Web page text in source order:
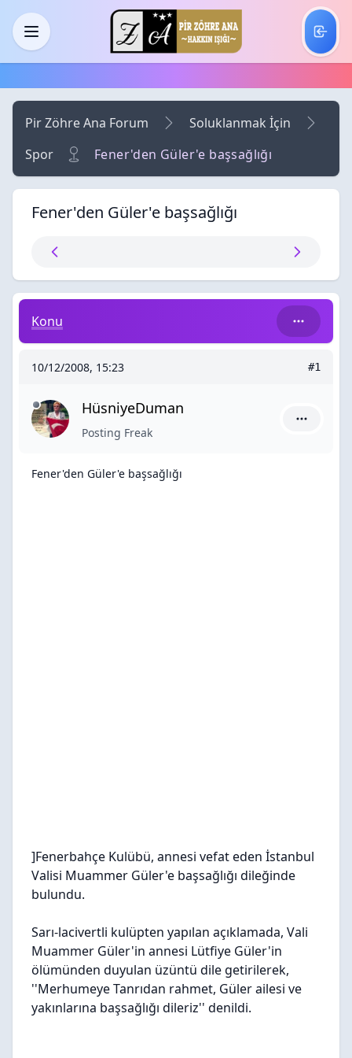
Skip to main content
Menü
Pir Zöhre Ana Forum
Soluklanmak İçin
Spor
Fener'den Güler'e başsağlığı
Fener'den Güler'e başsağlığı
Fener'den Güler'e başsağlığı
Konu
10/12/2008, 15:23 #1
HüsniyeDuman
Posting Freak
Fener'den Güler'e başsağlığı
]Fenerbahçe Kulübü, annesi vefat eden İstanbul
Valisi Muammer Güler'e başsağlığı dileğinde
bulundu.
Sarı-lacivertli kulüpten yapılan açıklamada, Vali
Muammer Güler'in annesi Lütfiye Güler'in
ölümünden duyulan üzüntü dile getirilerek,
''Merhumeye Tanrıdan rahmet, Güler ailesi ve
yakınlarına başsağlığı dileriz'' denildi.